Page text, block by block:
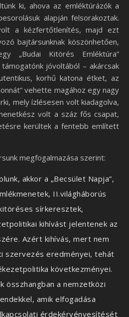
ki, ahova az emléktúrázók a
alapján felsorakoztak.
a kézfertőtlenítés, majd ezt
bajtársunknak köszönhetően,
„Budai Kitörés Emléktúra”
jóvoltából – akárcsak
korhű katona étket, az
vehette magához egy nagy
mely ízlésesen volt kiadagolva,
volt a száz fős csapat,
kerültek a fentebb említett
megfogalmazása szerint:
akkor a „Becsület Napja”,
II.világháborús
sírkeresztek,
kihívást jelentenek az
Azért kihívás, mert nem
szervezés eredményei, tehát
következményei.
összhangban a nemzetközi
amik elfogadása
érdekérvényesítését